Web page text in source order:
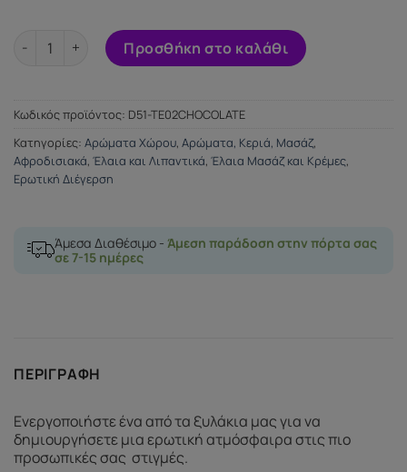
TENTACION STICK WITH PHEROMONES CHOCOLATE SCENT
Προσθήκη στο καλάθι
Κωδικός προϊόντος: D51-TE02CHOCOLATE
Κατηγορίες: Αρώματα Χώρου, Αρώματα, Kεριά, Mασάζ,
Αφροδισιακά, Έλαια και Λιπαντικά, Έλαια Μασάζ και Κρέμες,
Ερωτική Διέγερση
Άμεσα Διαθέσιμο - Άμεση παράδοση στην πόρτα σας
σε 7-15 ημέρες
ΠΕΡΙΓΡΑΦΉ
Ενεργοποιήστε ένα από τα ξυλάκια μας για να
δημιουργήσετε μια ερωτική ατμόσφαιρα στις πιο
προσωπικές σας στιγμές.